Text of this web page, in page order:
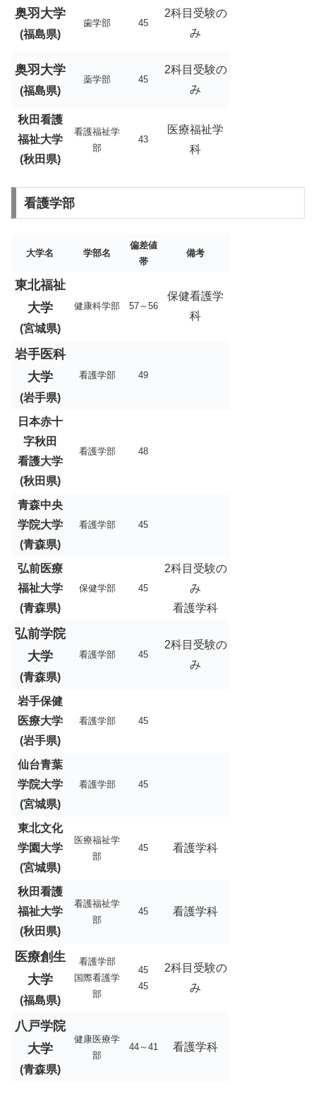
奥羽大学
(福島県)
歯学部 45
2科目受験の
み
奥羽大学
(福島県)
薬学部 45
2科目受験の
み
秋田看護
福祉大学
(秋田県)
看護福祉学
部
43
医療福祉学
科
看護学部
大学名 学部名
偏差値
帯
備考
東北福祉
大学
(宮城県)
健康科学部 57～56
保健看護学
科
岩手医科
大学
(岩手県)
看護学部 49
日本赤十
字秋田
看護大学
(秋田県)
看護学部 48
青森中央
学院大学
(青森県)
看護学部 45
弘前医療
福祉大学
(青森県)
保健学部 45
2科目受験の
み
看護学科
弘前学院
大学
(青森県)
看護学部 45
2科目受験の
み
岩手保健
医療大学
(岩手県)
看護学部 45
仙台青葉
学院大学
(宮城県)
看護学部 45
東北文化
学園大学
(宮城県)
医療福祉学
部
45 看護学科
秋田看護
福祉大学
(秋田県)
看護福祉学
部
45 看護学科
医療創生
大学
(福島県)
看護学部
国際看護学
部
45
45
2科目受験の
み
八戸学院
大学
(青森県)
健康医療学
部
44～41 看護学科